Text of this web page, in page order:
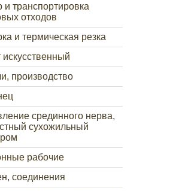
и транспортировка
отходов
и термическая резка
искусственный
производство
срединного нерва,
сухожильный
рабочие
соединения